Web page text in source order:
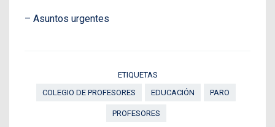
– Asuntos urgentes
ETIQUETAS
COLEGIO DE PROFESORES
EDUCACIÓN PARO
PROFESORES